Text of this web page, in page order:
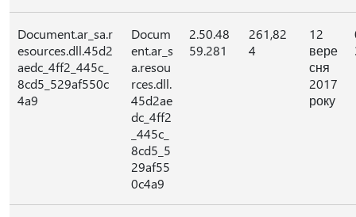
Document.ar_sa.r
esources.dll.45d2
aedc_4ff2_445c_
8cd5_529af550c
4a9
Docum
ent.ar_s
a.resou
rces.dll.
45d2ae
dc_4ff2
_445c_
8cd5_5
29af55
0c4a9
2.50.48
59.281
261,82
4
12
вере
сня
2017
року